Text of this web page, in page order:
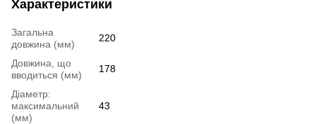
Характеристики
Загальна
довжина (мм)
220
Довжина, що
вводиться (мм)
178
Діаметр:
максимальний
(мм)
43